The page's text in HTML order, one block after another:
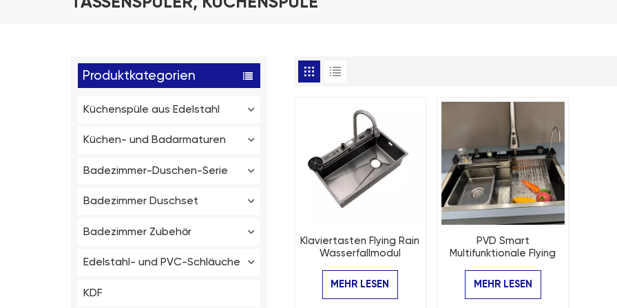
Produktkategorien
Küchenspüle aus Edelstahl
Küchen- und Badarmaturen
Badezimmer-Duschen-Serie
Badezimmer Duschset
Badezimmer Zubehör
Edelstahl- und PVC-Schläuche
KDF
Klaviertasten Flying Rain
Wasserfallmodul
Küchenspüle
MEHR LESEN
PVD Smart
Multifunktionale Flying
Workstation
Küchenspüle
MEHR LESEN